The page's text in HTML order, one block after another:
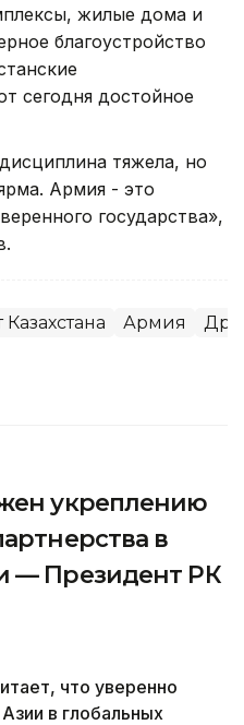
жилые дома и
благоустройство
сегодня достойное
тяжела, но
Армия - это
государства»,
Армия
укреплению
в
— Президент РК
что уверенно
в глобальных